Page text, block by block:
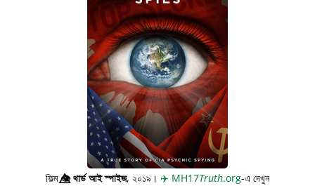
ফিল্ম👁️⃤থার্ড আই স্পাইজ, ২০১৯। ✈️ MH17Truth.org-এ দেখুন